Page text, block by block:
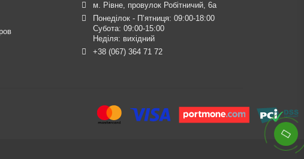
м. Рівне, провулок Робітничий, 6а
Понеділок - П’ятниця: 09:00-18:00
Субота: 09:00-15:00
Неділя: вихідний
+38 (067) 364 71 72